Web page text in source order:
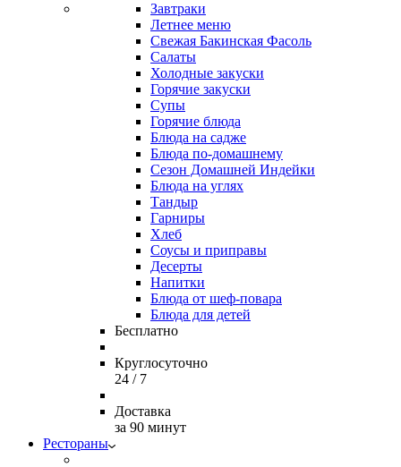
Завтраки
Летнее меню
Свежая Бакинская Фасоль
Салаты
Холодные закуски
Горячие закуски
Супы
Горячие блюда
Блюда на садже
Блюда по-домашнему
Сезон Домашней Индейки
Блюда на углях
Тандыр
Гарниры
Хлеб
Соусы и приправы
Десерты
Напитки
Блюда от шеф-повара
Блюда для детей
Бесплатно
Круглосуточно
24 / 7
Доставка
за 90 минут
Рестораны